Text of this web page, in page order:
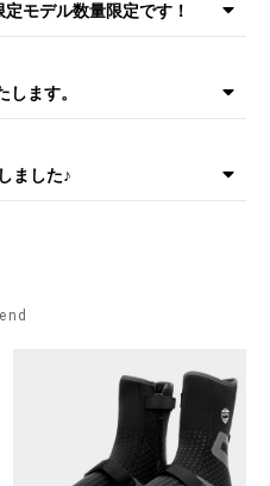
モデル数量限定です！
ます。
ました♪